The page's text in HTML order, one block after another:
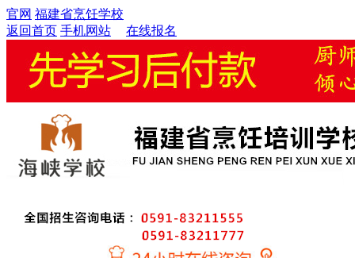
官网 福建省烹饪学校
返回首页 手机网站 在线报名